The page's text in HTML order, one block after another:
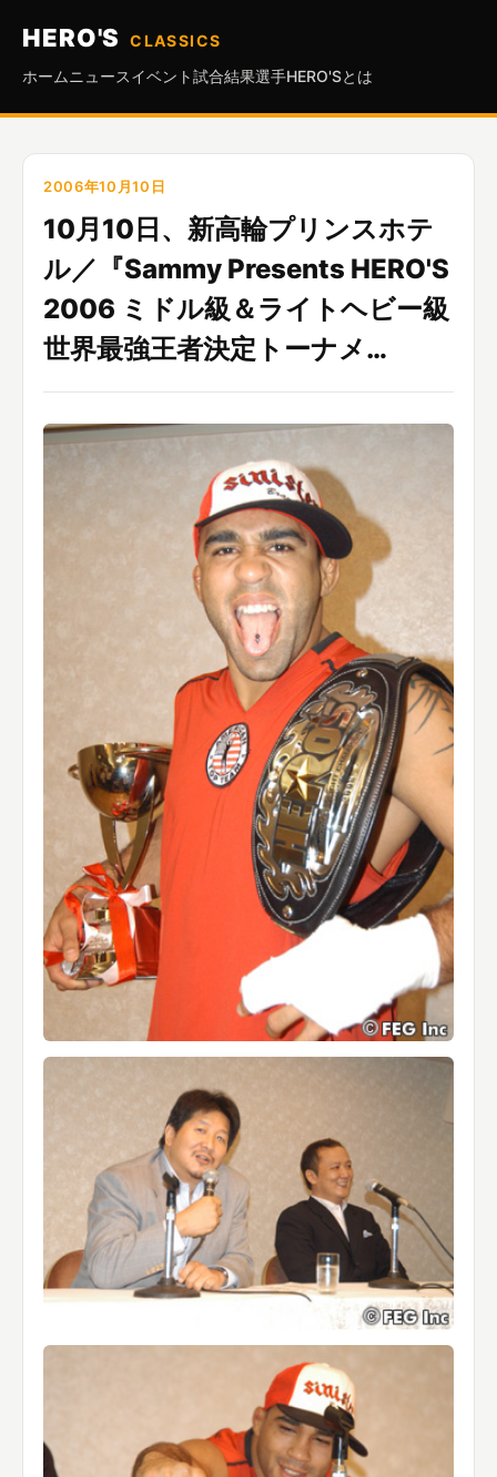
HERO'S
CLASSICS
ホーム ニュースイベント試合結果選手HERO'Sとは
2006年10月10日
10月10日、新高輪プリンスホテ
ル／『Sammy Presents HERO'S
2006 ミドル級＆ライトヘビー級
世界最強王者決定トーナメ…